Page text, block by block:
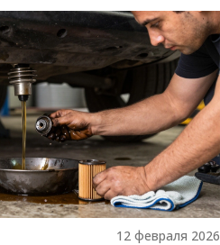
12 февраля 2026